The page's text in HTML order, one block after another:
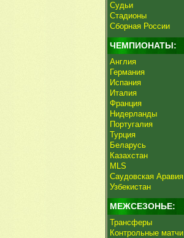
Судьи
Стадионы
Сборная России
ЧЕМПИОНАТЫ:
Англия
Германия
Испания
Италия
Франция
Нидерланды
Португалия
Турция
Беларусь
Казахстан
MLS
Саудовская Аравия
Узбекистан
МЕЖСЕЗОНЬЕ:
Трансферы
Контрольные матчи